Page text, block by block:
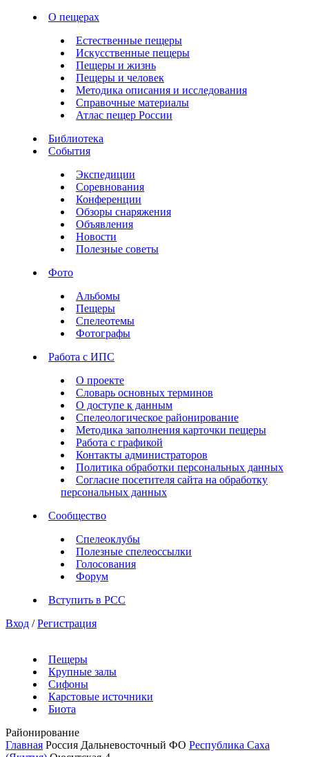
О пещерах
Естественные пещеры
Искусственные пещеры
Пещеры и жизнь
Пещеры и человек
Методика описания и исследования
Справочные материалы
Атлас пещер России
Библиотека
События
Экспедиции
Соревнования
Конференции
Обзоры снаряжения
Объявления
Новости
Полезные советы
Фото
Альбомы
Пещеры
Спелеотемы
Фотографы
Работа с ИПС
О проекте
Словарь основных терминов
О доступе к данным
Спелеологическое районирование
Методика заполнения карточки пещеры
Работа с графикой
Контакты администраторов
Политика обработки персональных данных
Согласие посетителя сайта на обработку
персональных данных
Сообщество
Спелеоклубы
Полезные спелеоссылки
Голосования
Форум
Вступить в РСС
Вход / Регистрация
Пещеры
Крупные залы
Сифоны
Карстовые источники
Биота
Районирование
Главная Россия Дальневосточный ФО Республика Саха